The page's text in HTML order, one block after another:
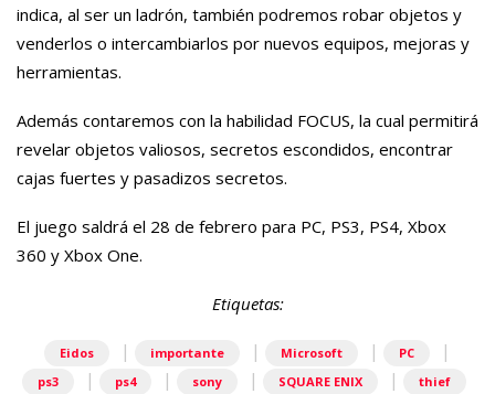
indica, al ser un ladrón, también podremos robar objetos y
venderlos o intercambiarlos por nuevos equipos, mejoras y
herramientas.
Además contaremos con la habilidad FOCUS, la cual permitirá
revelar objetos valiosos, secretos escondidos, encontrar
cajas fuertes y pasadizos secretos.
El juego saldrá el 28 de febrero para PC, PS3, PS4, Xbox
360 y Xbox One.
Etiquetas:
Eidos | importante | Microsoft | PC |
ps3 | ps4 | sony | SQUARE ENIX | thief